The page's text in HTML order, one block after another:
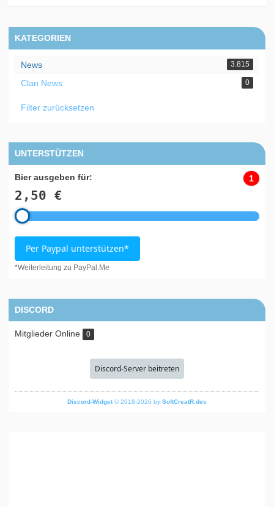
KATEGORIEN
News 3.815
Clan News 0
Filter zurücksetzen
UNTERSTÜTZEN
Bier ausgeben für:
2,50 €
1
Per Paypal unterstützen*
*Weiterleitung zu PayPal.Me
DISCORD
Mitglieder Online 0
Discord-Server beitreten
Discord-Widget© 2018-2026 by SoftCreatR.dev